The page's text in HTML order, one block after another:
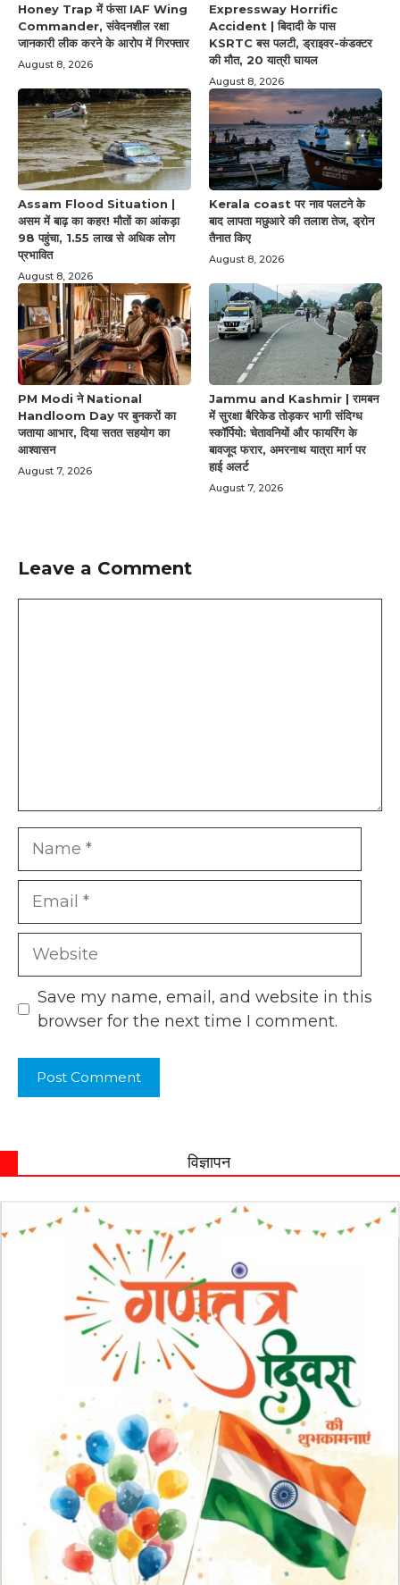
Honey Trap में फंसा IAF Wing
Commander, संवेदनशील रक्षा
जानकारी लीक करने के आरोप में गिरफ्तार
August 8, 2026
Expressway Horrific
Accident | बिदादी के पास
KSRTC बस पलटी, ड्राइवर-कंडक्टर
की मौत, 20 यात्री घायल
August 8, 2026
Assam Flood Situation |
असम में बाढ़ का कहर! मौतों का आंकड़ा
98 पहुंचा, 1.55 लाख से अधिक लोग
प्रभावित
August 8, 2026
Kerala coast पर नाव पलटने के
बाद लापता मछुआरे की तलाश तेज, ड्रोन
तैनात किए
August 8, 2026
PM Modi ने National
Handloom Day पर बुनकरों का
जताया आभार, दिया सतत सहयोग का
आश्वासन
August 7, 2026
Jammu and Kashmir | रामबन
में सुरक्षा बैरिकेड तोड़कर भागी संदिग्ध
स्कॉर्पियो: चेतावनियों और फायरिंग के
बावजूद फरार, अमरनाथ यात्रा मार्ग पर
हाई अलर्ट
August 7, 2026
Leave a Comment
Name
Email
Website
Save my name, email, and website in this
browser for the next time I comment.
विज्ञापन